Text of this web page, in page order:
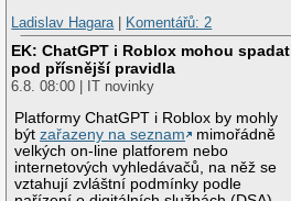
Ladislav Hagara
Komentářů: 2
EK: ChatGPT i Roblox mohou spadat
pod přísnější pravidla
6.8. 08:00 | IT novinky
Platformy ChatGPT i Roblox by mohly
býtzařazeny na seznam
mimořádně
velkých on-line platforem nebo
internetových vyhledávačů, na něž se
vztahují zvláštní podmínky podle